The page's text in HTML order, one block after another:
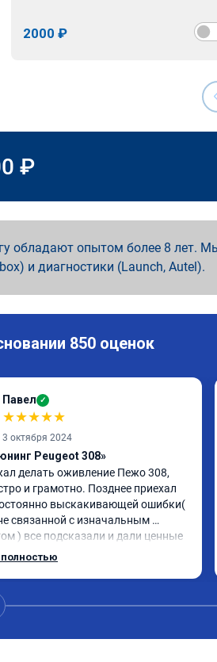
2000 ₽
₽
обладают опытом более 8 лет.
и диагностики (Launch, Autel).
850 оценок
Павел ✓
★★★★★
3 октября 2024
Peugeot 308»
делать оживление Пежо 308,
и грамотно. Позднее приехал
выскакивающей ошибки(
связанной с изначальным
) все подсказали и дали ценные
как поступить. Категорически
полностью